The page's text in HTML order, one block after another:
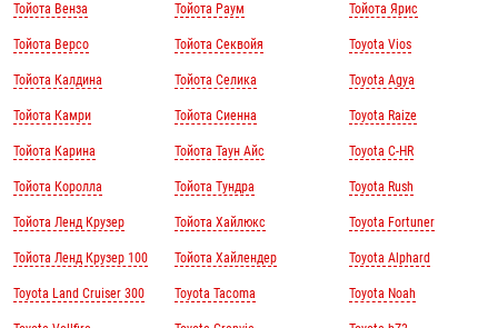
Тойота Венза
Тойота Версо
Тойота Калдина
Тойота Камри
Тойота Карина
Тойота Королла
Тойота Ленд Крузер
Тойота Ленд Крузер 100
Toyota Land Cruiser 300
Тойота Раум
Тойота Секвойя
Тойота Селика
Тойота Сиенна
Тойота Таун Айс
Тойота Тундра
Тойота Хайлюкс
Тойота Хайлендер
Toyota Tacoma
Тойота Ярис
Toyota Vios
Toyota Agya
Toyota Raize
Toyota C-HR
Toyota Rush
Toyota Fortuner
Toyota Alphard
Toyota Noah